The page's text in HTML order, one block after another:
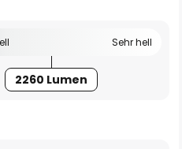
Sehr hell
2260 Lumen